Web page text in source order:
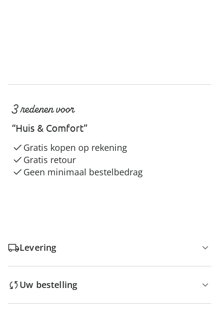
3 redenen voor
“Huis & Comfort”
Gratis kopen op rekening
Gratis retour
Geen minimaal bestelbedrag
Levering
Uw bestelling